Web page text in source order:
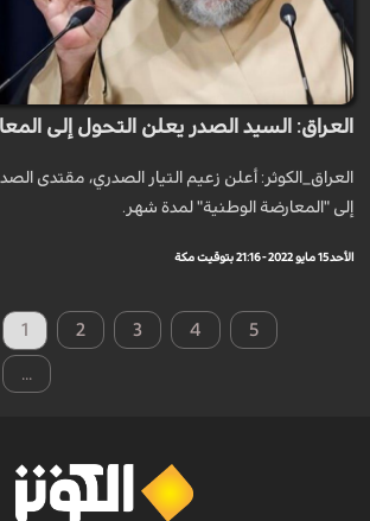
العراق: السيد الصدر يعلن التحول إلى
العراق_الكوثر: أعلن زعيم التيار الصدري، مقتدى
إلى "المعارضة الوطنية" لمدة شهر.
الأحد 15 مايو 2022 - 21:16 بتوقيت مكة
1 2 3 4 5
...